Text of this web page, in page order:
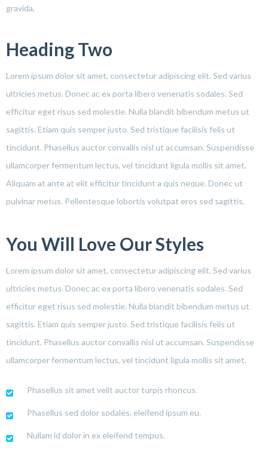
gravida,
Heading Two
Lorem ipsum dolor sit amet, consectetur adipiscing elit. Sed varius
ultricies metus. Donec ac ex porta libero venenatis sodales. Sed
efficitur eget risus sed molestie. Nulla blandit bibendum metus ut
sagittis. Etiam quis semper justo. Sed tristique facilisis felis ut
tincidunt. Phasellus auctor convallis nisl ut accumsan. Suspendisse
ullamcorper fermentum lectus, vel tincidunt ligula mollis sit amet.
Aliquam at ante at elit efficitur tincidunt a quis neque. Donec ut
pulvinar metus. Pellentesque lobortis volutpat eros sed sagittis.
You Will Love Our Styles
Lorem ipsum dolor sit amet, consectetur adipiscing elit. Sed varius
ultricies metus. Donec ac ex porta libero venenatis sodales. Sed
efficitur eget risus sed molestie. Nulla blandit bibendum metus ut
sagittis. Etiam quis semper justo. Sed tristique facilisis felis ut
tincidunt. Phasellus auctor convallis nisl ut accumsan. Suspendisse
ullamcorper fermentum lectus, vel tincidunt ligula mollis sit amet.
Phasellus sit amet velit auctor turpis rhoncus.
Phasellus sed dolor sodales, eleifend ipsum eu.
Nullam id dolor in ex eleifend tempus.